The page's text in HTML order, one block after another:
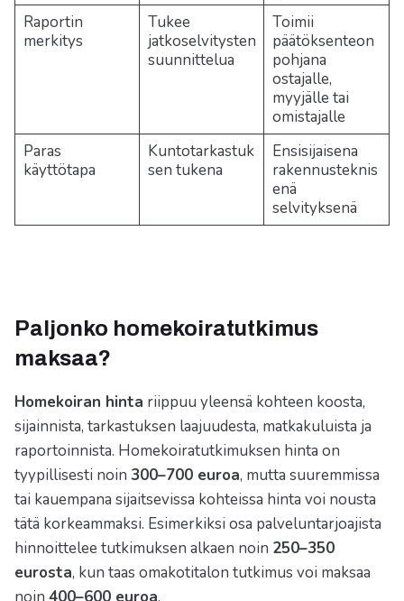
Raportin
merkitys
Tukee
jatkoselvitysten
suunnittelua
Toimii
päätöksenteon
pohjana
ostajalle,
myyjälle tai
omistajalle
Paras
käyttötapa
Kuntotarkastuk
sen tukena
Ensisijaisena
rakennusteknis
enä
selvityksenä
Paljonko homekoiratutkimus
maksaa?
Homekoiran hinta riippuu yleensä kohteen koosta,
sijainnista, tarkastuksen laajuudesta, matkakuluista ja
raportoinnista. Homekoiratutkimuksen hinta on
tyypillisesti noin 300–700 euroa, mutta suuremmissa
tai kauempana sijaitsevissa kohteissa hinta voi nousta
tätä korkeammaksi. Esimerkiksi osa palveluntarjoajista
hinnoittelee tutkimuksen alkaen noin 250–350
eurosta, kun taas omakotitalon tutkimus voi maksaa
noin 400–600 euroa.